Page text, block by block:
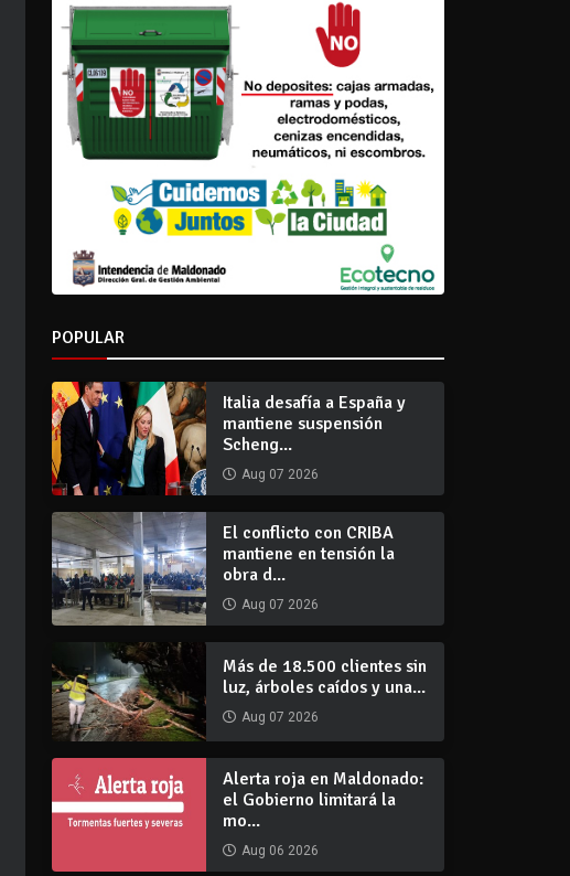
POPULAR
Italia desafía a España y
mantiene suspensión
Scheng...
Aug 07 2026
El conflicto con CRIBA
mantiene en tensión la
obra d...
Aug 07 2026
Más de 18.500 clientes sin
luz, árboles caídos y una...
Aug 07 2026
Alerta roja en Maldonado:
el Gobierno limitará la
mo...
Aug 06 2026